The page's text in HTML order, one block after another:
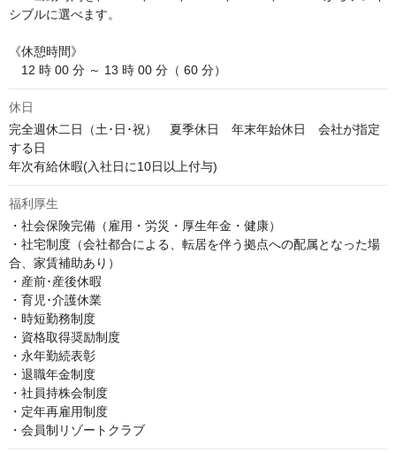
シブルに選べます。
《休憩時間》
12 時 00 分 ～ 13 時 00 分（ 60 分）
休日
完全週休二日（土･日･祝）　夏季休日　年末年始休日　会社が指定
する日
年次有給休暇(入社日に10日以上付与)
福利厚生
・社会保険完備（雇用・労災・厚生年金・健康）
・社宅制度（会社都合による、転居を伴う拠点への配属となった場
合、家賃補助あり）
・産前･産後休暇
・育児･介護休業
・時短勤務制度
・資格取得奨励制度
・永年勤続表彰
・退職年金制度
・社員持株会制度
・定年再雇用制度
・会員制リゾートクラブ